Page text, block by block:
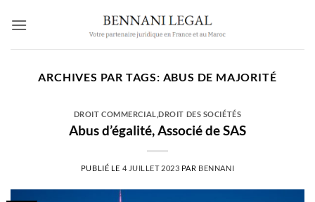
ARCHIVES PAR TAGS: ABUS DE MAJORITÉ
DROIT COMMERCIAL ,DROIT DES SOCIÉTÉS
Abus d’égalité, Associé de SAS
PUBLIÉ LE 4 JUILLET 2023 PAR BENNANI